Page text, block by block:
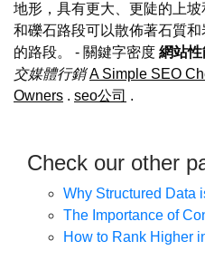
地形，具有更大、更陡的上
和礫石路段可以散佈著石質
的路段。 - 關鍵字密度 網站
交媒體行銷 A Simple SEO
Owners . seo公司 .
Check our other
Why Structured Data
The Importance of
How to Rank Higher